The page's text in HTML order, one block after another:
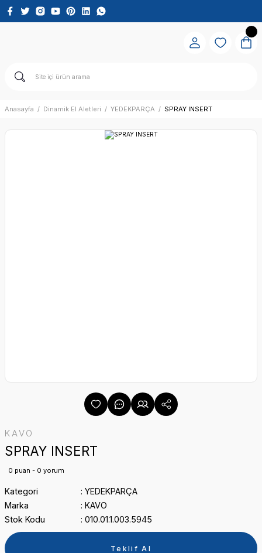
Anasayfa Dinamik El Aletleri YEDEKPARÇA SPRAY INSERT
KAVO
SPRAY INSERT
0 puan - 0 yorum
Kategori
YEDEKPARÇA
Marka
KAVO
Stok Kodu
010.01.1.003.5945
Teklif Al